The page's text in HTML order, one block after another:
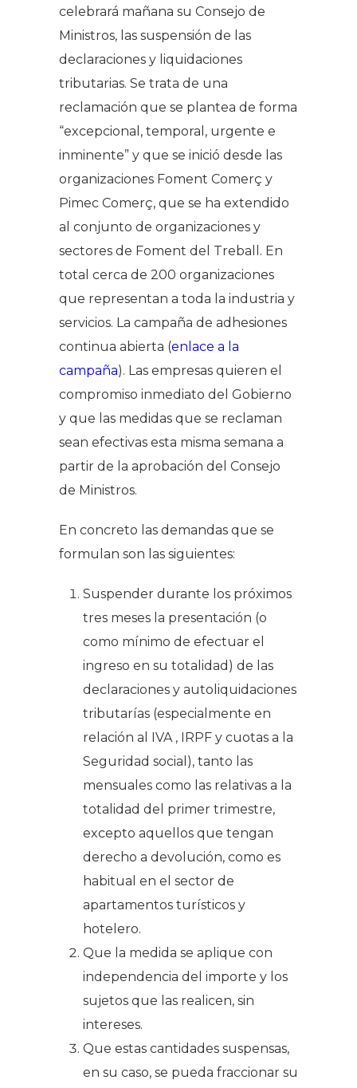
celebrará mañana su Consejo de
Ministros, las suspensión de las
declaraciones y liquidaciones
tributarias. Se trata de una
reclamación que se plantea de forma
“excepcional, temporal, urgente e
inminente” y que se inició desde las
organizaciones Foment Comerç y
Pimec Comerç, que se ha extendido
al conjunto de organizaciones y
sectores de Foment del Treball. En
total cerca de 200 organizaciones
que representan a toda la industria y
servicios. La campaña de adhesiones
continua abierta (enlace a la
campaña). Las empresas quieren el
compromiso inmediato del Gobierno
y que las medidas que se reclaman
sean efectivas esta misma semana a
partir de la aprobación del Consejo
de Ministros.
En concreto las demandas que se
formulan son las siguientes:
Suspender durante los próximos
tres meses la presentación (o
como mínimo de efectuar el
ingreso en su totalidad) de las
declaraciones y autoliquidaciones
tributarías (especialmente en
relación al IVA , IRPF y cuotas a la
Seguridad social), tanto las
mensuales como las relativas a la
totalidad del primer trimestre,
excepto aquellos que tengan
derecho a devolución, como es
habitual en el sector de
apartamentos turísticos y
hotelero.
Que la medida se aplique con
independencia del importe y los
sujetos que las realicen, sin
intereses.
Que estas cantidades suspensas,
en su caso, se pueda fraccionar su